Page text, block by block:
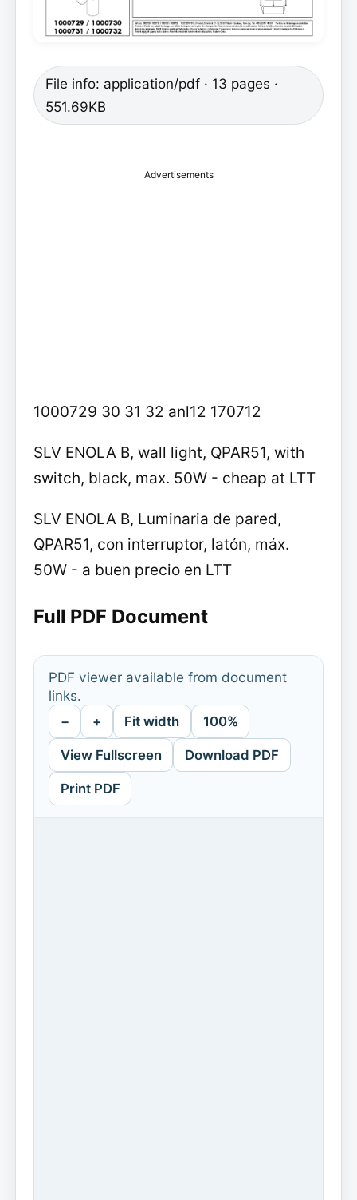
File info: application/pdf · 13 pages ·
551.69KB
Advertisements
1000729 30 31 32 anl12 170712
SLV ENOLA B, wall light, QPAR51, with
switch, black, max. 50W - cheap at LTT
SLV ENOLA B, Luminaria de pared,
QPAR51, con interruptor, latón, máx.
50W - a buen precio en LTT
Full PDF Document
PDF viewer available from document
links.
− + Fit width 100%
View Fullscreen Download PDF
Print PDF